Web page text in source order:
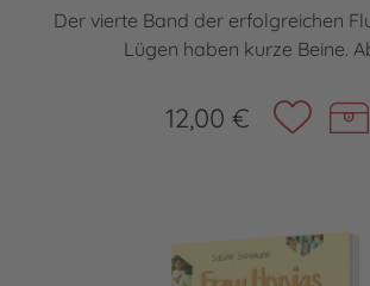
Der vierte Band der erfolgreichen
Lügen haben kurze Beine.
12,00 €